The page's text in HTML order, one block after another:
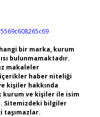
bir marka, kurum
bulunmamaktadır.
makaleler
içerikler haber niteliği
kişiler hakkında
kurum ve kişiler ile isim
Sitemizdeki bilgiler
taşımazlar.